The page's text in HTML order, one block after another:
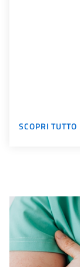
SCOPRI TUTTO